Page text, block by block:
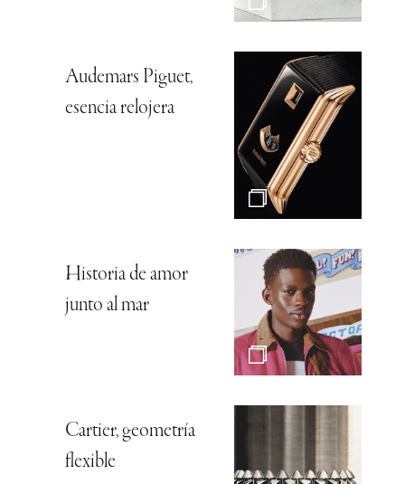
Audemars Piguet,
esencia relojera
Historia de amor
junto al mar
Cartier, geometría
flexible